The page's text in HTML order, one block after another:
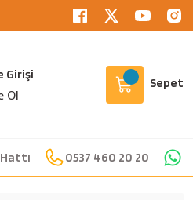
Girişi
Ol
Sepet
0537 460 20 20